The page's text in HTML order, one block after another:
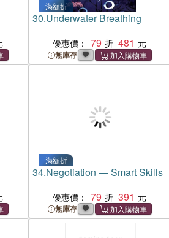
滿額折
30.Underwater Breathing
優惠價： 79 481
無庫存
滿額折
34.Negotiation ― Smart Skills
優惠價： 79 391
無庫存